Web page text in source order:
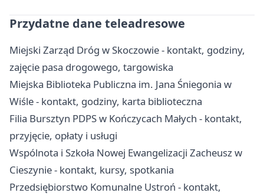
Przydatne dane teleadresowe
Miejski Zarząd Dróg w Skoczowie - kontakt, godziny,
zajęcie pasa drogowego, targowiska
Miejska Biblioteka Publiczna im. Jana Śniegonia w
Wiśle - kontakt, godziny, karta biblioteczna
Filia Bursztyn PDPS w Kończycach Małych - kontakt,
przyjęcie, opłaty i usługi
Wspólnota i Szkoła Nowej Ewangelizacji Zacheusz w
Cieszynie - kontakt, kursy, spotkania
Przedsiębiorstwo Komunalne Ustroń - kontakt,